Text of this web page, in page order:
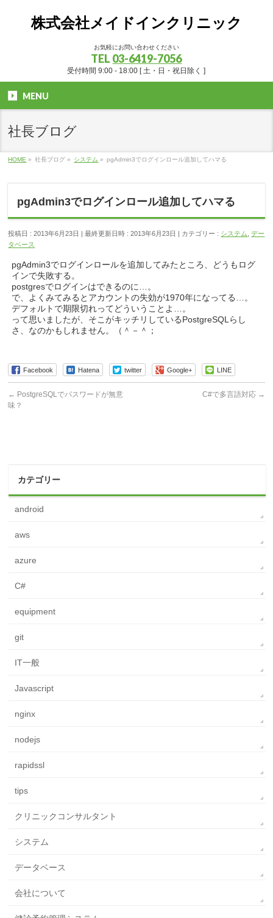
株式会社メイドインクリニック
お気軽にお問い合わせください
TEL 03-6419-7056
受付時間 9:00 - 18:00 [ 土・日・祝日除く ]
MENU
社長ブログ
HOME » 社長ブログ » システム » pgAdmin3でログインロール追加してハマる
pgAdmin3でログインロール追加してハマる
投稿日 : 2013年6月23日 最終更新日時 : 2013年6月23日 カテゴリー : システム ,デー
タベース
pgAdmin3でログインロールを追加してみたところ、どうもログ
インで失敗する。
postgresでログインはできるのに…。
で、よくみてみるとアカウントの失効が1970年になってる…。
デフォルトで期限切れってどういうことよ…。
って思いましたが、そこがキッチリしているPostgreSQLらし
さ、なのかもしれません。（＾－＾；
Facebook Hatena twitter Google+ LINE
← PostgreSQLでパスワードが無意
味？
C#で多言語対応 →
カテゴリー
android
aws
azure
C#
equipment
git
IT一般
Javascript
nginx
nodejs
rapidssl
tips
クリニックコンサルタント
システム
データベース
会社について